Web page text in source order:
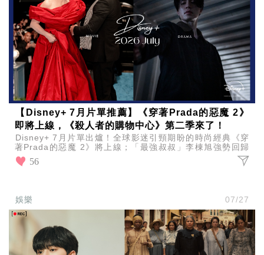
【Disney+ 7月片單推薦】《穿著Prada的惡魔 2》
即將上線，《殺人者的購物中心》第二季來了！
Disney+ 7月片單出爐！全球影迷引頸期盼的時尚經典《穿
著Prada的惡魔 2》將上線；「最強叔叔」李棟旭強勢回歸
《殺人者的購物中心》第二季於7月22日登場
56
娛樂 07/27